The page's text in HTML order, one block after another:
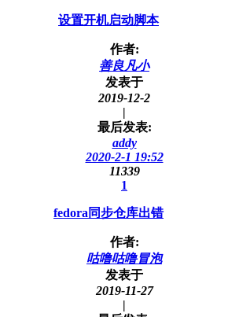
设置开机启动脚本
作者:
善良凡小
发表于
2019-12-2
|
最后发表:
addy
2020-2-1 19:52
11339
1
fedora同步仓库出错
作者:
咕噜咕噜冒泡
发表于
2019-11-27
|